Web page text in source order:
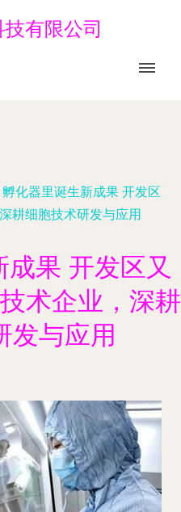
有限公司
孵化器里诞生新成果 开发区
耕细胞技术研发与应用
果 开发区又
术企业，深耕
发与应用